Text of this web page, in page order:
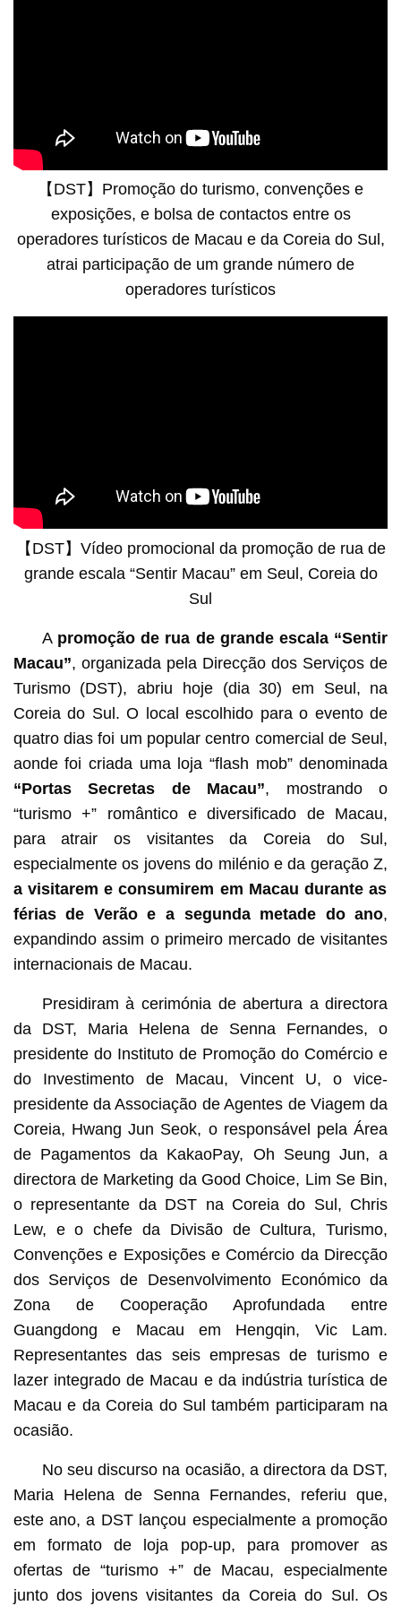
【DST】Promoção do turismo, convenções e
exposições, e bolsa de contactos entre os
operadores turísticos de Macau e da Coreia do Sul,
atrai participação de um grande número de
operadores turísticos
【DST】Vídeo promocional da promoção de rua de
grande escala “Sentir Macau” em Seul, Coreia do
Sul
A promoção de rua de grande escala “Sentir
Macau”, organizada pela Direcção dos Serviços de
Turismo (DST), abriu hoje (dia 30) em Seul, na
Coreia do Sul. O local escolhido para o evento de
quatro dias foi um popular centro comercial de Seul,
aonde foi criada uma loja “flash mob” denominada
“Portas Secretas de Macau”, mostrando o
“turismo +” romântico e diversificado de Macau,
para atrair os visitantes da Coreia do Sul,
especialmente os jovens do milénio e da geração Z,
a visitarem e consumirem em Macau durante as
férias de Verão e a segunda metade do ano,
expandindo assim o primeiro mercado de visitantes
internacionais de Macau.
Presidiram à cerimónia de abertura a directora
da DST, Maria Helena de Senna Fernandes, o
presidente do Instituto de Promoção do Comércio e
do Investimento de Macau, Vincent U, o vice-
presidente da Associação de Agentes de Viagem da
Coreia, Hwang Jun Seok, o responsável pela Área
de Pagamentos da KakaoPay, Oh Seung Jun, a
directora de Marketing da Good Choice, Lim Se Bin,
o representante da DST na Coreia do Sul, Chris
Lew, e o chefe da Divisão de Cultura, Turismo,
Convenções e Exposições e Comércio da Direcção
dos Serviços de Desenvolvimento Económico da
Zona de Cooperação Aprofundada entre
Guangdong e Macau em Hengqin, Vic Lam.
Representantes das seis empresas de turismo e
lazer integrado de Macau e da indústria turística de
Macau e da Coreia do Sul também participaram na
ocasião.
No seu discurso na ocasião, a directora da DST,
Maria Helena de Senna Fernandes, referiu que,
este ano, a DST lançou especialmente a promoção
em formato de loja pop-up, para promover as
ofertas de “turismo +” de Macau, especialmente
junto dos jovens visitantes da Coreia do Sul. Os